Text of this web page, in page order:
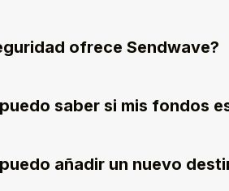
ofrece Sendwave?
saber si mis fondos
añadir un nuevo